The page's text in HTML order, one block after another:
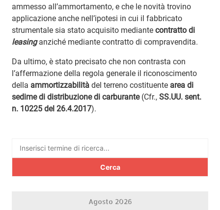
ammesso all’ammortamento, e che le novità trovino
applicazione anche nell’ipotesi in cui il fabbricato
strumentale sia stato acquisito mediante contratto di
leasinganziché mediante contratto di compravendita.
Da ultimo, è stato precisato che non contrasta con
l’affermazione della regola generale il riconoscimento
della ammortizzabilità del terreno costituente area di
sedime di distribuzione di carburante(Cfr., SS.UU. sent.
n. 10225 del 26.4.2017).
Ricerca
Agosto 2026